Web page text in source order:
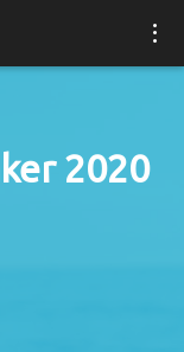
2020